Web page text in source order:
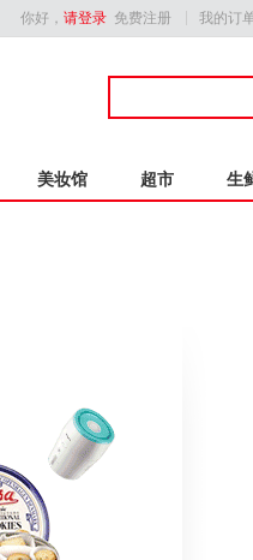
你好， 请登录 免费注册 我的订
美妆馆 超市 生